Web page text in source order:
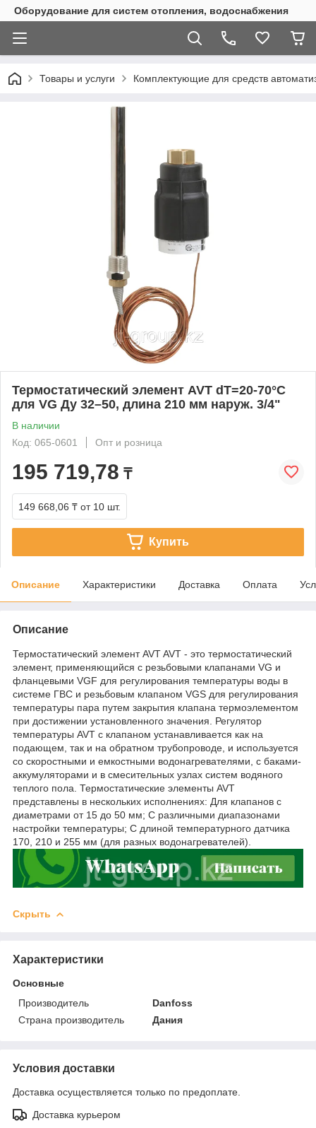
Оборудование для систем отопления, водоснабжения
Товары и услуги Комплектующие для средств
Термостатический элемент AVT dT=20-70°С
для VG Ду 32–50, длина 210 мм наруж. 3/4"
В наличии
Код: 065-0601
Опт и розница
195 719,78 ₸
149 668,06 ₸ от 10 шт.
Купить
Описание Характеристики Доставка Оплата
Описание
Термостатический элемент AVT AVT - это термостатический
элемент, применяющийся с резьбовыми клапанами VG и
фланцевыми VGF для регулирования температуры воды в
системе ГВС и резьбовым клапаном VGS для регулирования
температуры пара путем закрытия клапана термоэлементом
при достижении установленного значения. Регулятор
температуры AVT с клапаном устанавливается как на
подающем, так и на обратном трубопроводе, и используется
со скоростными и емкостными водонагревателями, с баками-
аккумуляторами и в смесительных узлах систем водяного
теплого пола. Термостатические элементы AVT
представлены в нескольких исполнениях: Для клапанов с
диаметрами от 15 до 50 мм; C различными диапазонами
настройки температуры; С длиной температурного датчика
170, 210 и 255 мм (для разных водонагревателей).
Скрыть
Характеристики
Основные
Производитель
Danfoss
Страна производитель
Дания
Условия доставки
Доставка осуществляется только по предоплате.
Доставка курьером